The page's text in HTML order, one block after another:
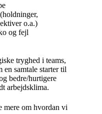
o.a.)
og fejl
tryghed i teams,
samtale starter til
bedre/hurtigere
arbejdsklima.
om hvordan vi